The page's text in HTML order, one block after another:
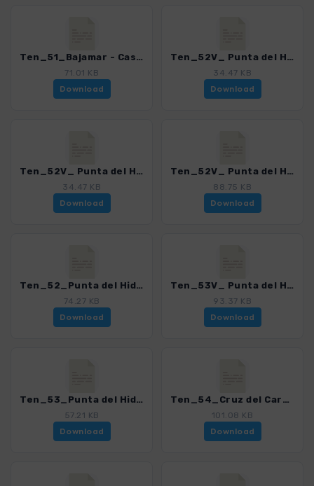
Ten_51_Bajamar - Casa Fuset - Punta Hidalgo_4016_21.gpx
71.01 KB
Download
Ten_52V_ Punta del Hidalgo - Batan de Abajo via Barranco2_4016_21.gpx
34.47 KB
Download
Ten_52V_ Punta del Hidalgo - Batan de Abajo via Barranco_4016_21.gpx
34.47 KB
Download
Ten_52V_ Punta del Hidalgo - Batan de Abajo via canal_4016_21.gpx
88.75 KB
Download
Ten_52_Punta del Hidalgo - Batan de Abajo_4016_21.gpx
74.27 KB
Download
Ten_53V_ Punta del Hidaldo - Chinamada - Las Carboneras - Punta del Hidalgo_4016_21.gpx
93.37 KB
Download
Ten_53_Punta del Hidaldo - Chinamada - Las Carboneras_4016_21.gpx
57.21 KB
Download
Ten_54_Cruz del Carmen - Chinamada_4016_21.gpx
101.08 KB
Download